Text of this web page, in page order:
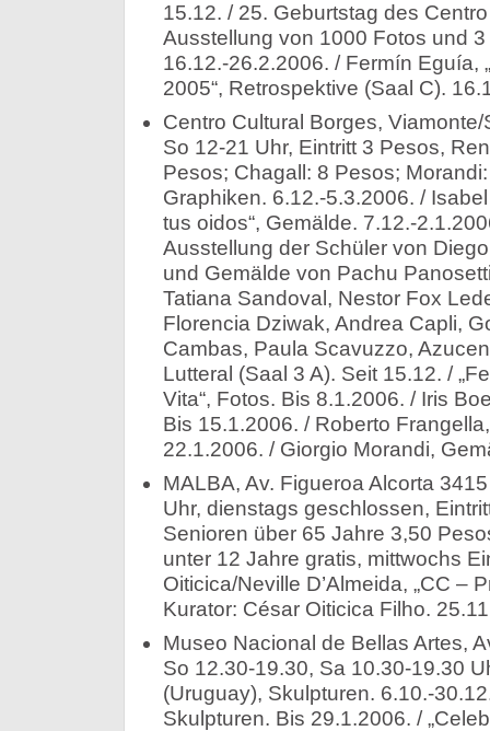
15.12. / 25. Geburtstag des
Ausstellung von 1000 Fotos und
16.12.-26.2.2006. / Fermín Eguía,
2005“, Retrospektive (Saal C).
Centro Cultural Borges,
So 12-21 Uhr, Eintritt 3 Pesos,
Pesos; Chagall: 8 Pesos;
Graphiken. 6.12.-5.3.2006. /
tus oidos“, Gemälde. 7.12.-
Ausstellung der Schüler von
und Gemälde von Pachu
Tatiana Sandoval, Nestor Fox
Florencia Dziwak, Andrea Capli,
Cambas, Paula Scavuzzo,
Lutteral (Saal 3 A). Seit 15.12. /
Vita“, Fotos. Bis 8.1.2006. / Iris
Bis 15.1.2006. / Roberto
22.1.2006. / Giorgio Morandi,
MALBA, Av. Figueroa Alcorta
Uhr, dienstags geschlossen,
Senioren über 65 Jahre 3,50
unter 12 Jahre gratis, mittwochs
Oiticica/Neville D’Almeida, „CC –
Kurator: César Oiticica Filho.
Museo Nacional de Bellas Artes,
So 12.30-19.30, Sa 10.30-19.30
(Uruguay), Skulpturen. 6.10.-
Skulpturen. Bis 29.1.2006. /